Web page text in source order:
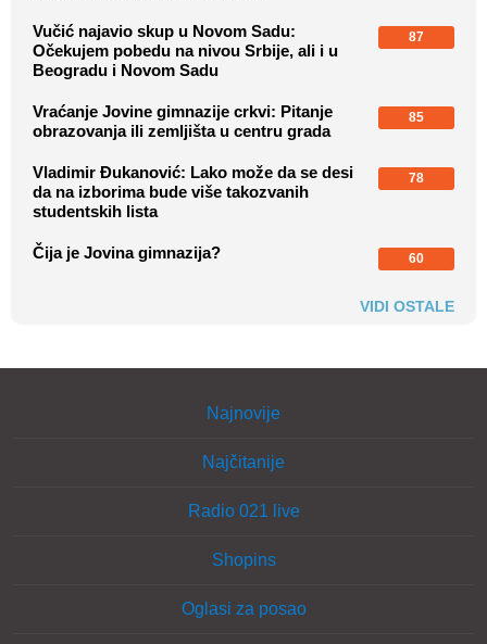
Vučić najavio skup u Novom Sadu:
Očekujem pobedu na nivou Srbije, ali i u
Beogradu i Novom Sadu
87
Vraćanje Jovine gimnazije crkvi: Pitanje
obrazovanja ili zemljišta u centru grada
85
Vladimir Đukanović: Lako može da se desi
da na izborima bude više takozvanih
studentskih lista
78
Čija je Jovina gimnazija? 60
VIDI OSTALE
Najnovije
Najčitanije
Radio 021 live
Shopins
Oglasi za posao